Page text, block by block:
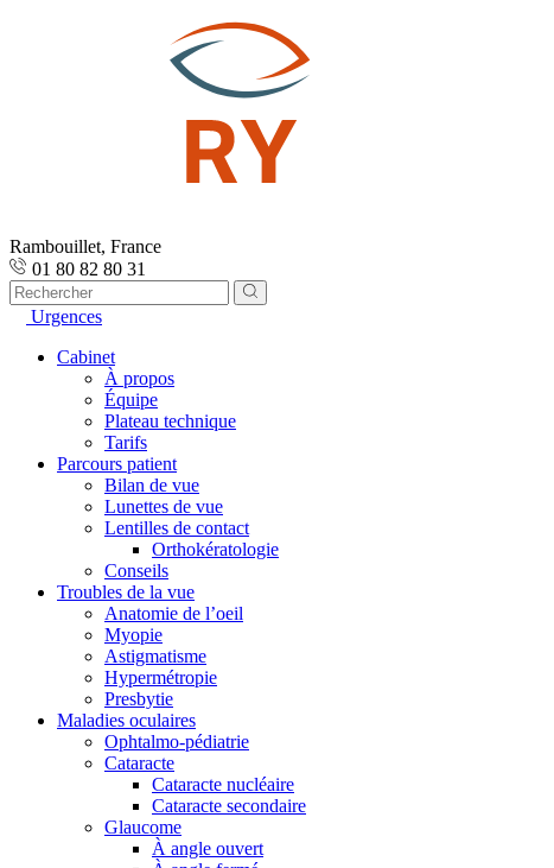
Rambouillet, France
01 80 82 80 31
Urgences
Cabinet
À propos
Équipe
Plateau technique
Tarifs
Parcours patient
Bilan de vue
Lunettes de vue
Lentilles de contact
Orthokératologie
Conseils
Troubles de la vue
Anatomie de l’oeil
Myopie
Astigmatisme
Hypermétropie
Presbytie
Maladies oculaires
Ophtalmo-pédiatrie
Cataracte
Cataracte nucléaire
Cataracte secondaire
Glaucome
À angle ouvert